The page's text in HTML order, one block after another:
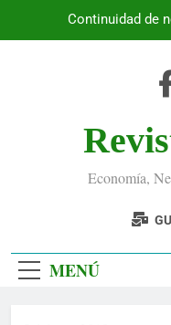
Continuidad de
Economía,
MENÚ